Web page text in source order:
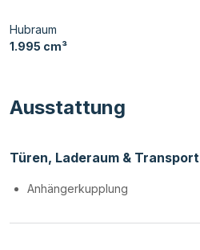
Hubraum
1.995 cm³
Ausstattung
Türen, Laderaum & Transport
Anhängerkupplung